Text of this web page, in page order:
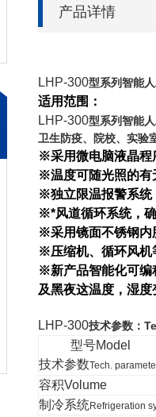
产品详情
LHP-300型系列智能
适用范围：
LHP-300型系列智能
卫生防疫、院校、实验
※采用微电脑液晶程
※温度可随光照的有
※独立限温报警系统
※*风道循环系统，
※采用镜面不锈钢内
※压缩机、循环风机
※新产品智能化可编
及黑夜这温度，湿
LHP-300技术参数：
型号Model
技术参数Tech.
容积Volume
制冷系统Refrigeration